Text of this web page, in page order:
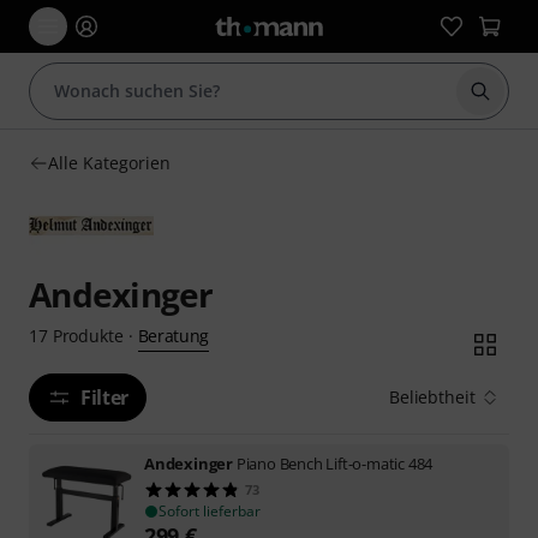
Suche
Alle Kategorien
Andexinger
17 Produkte · Beratung
Filter Beliebtheit
Andexinger Piano Bench Lift-o-matic 484
73
Sofort lieferbar